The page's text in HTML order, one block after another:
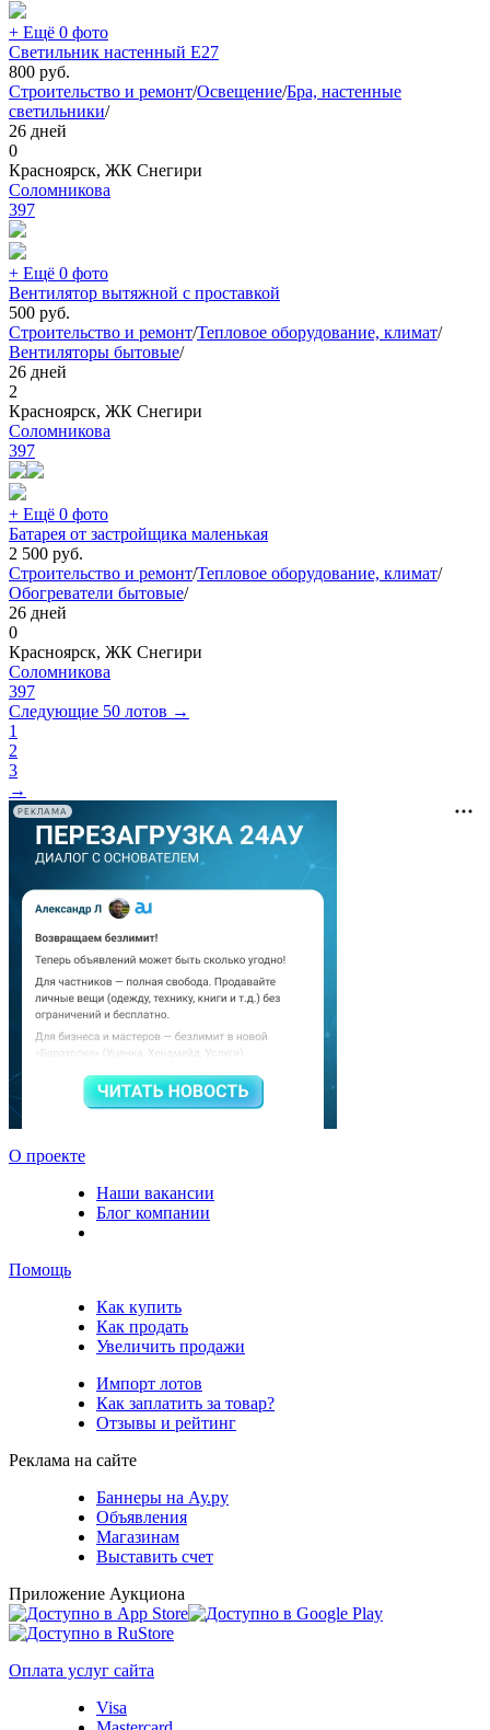
+ Ещё 0 фото
Светильник настенный Е27
800 руб.
Строительство и ремонт/Освещение/Бра, настенные
светильники/
26 дней
0
Красноярск, ЖК Снегири
Соломникова
397
+ Ещё 0 фото
Вентилятор вытяжной с проставкой
500 руб.
Строительство и ремонт/Тепловое оборудование, климат/
Вентиляторы бытовые/
26 дней
2
Красноярск, ЖК Снегири
Соломникова
397
+ Ещё 0 фото
Батарея от застройщика маленькая
2 500 руб.
Строительство и ремонт/Тепловое оборудование, климат/
Обогреватели бытовые/
26 дней
0
Красноярск, ЖК Снегири
Соломникова
397
Следующие 50 лотов →
1
2
3
→
РЕКЛАМА
О проекте
Наши вакансии
Блог компании
Помощь
Как купить
Как продать
Увеличить продажи
Импорт лотов
Как заплатить за товар?
Отзывы и рейтинг
Реклама на сайте
Баннеры на Ау.ру
Объявления
Магазинам
Выставить счет
Приложение Аукциона
Оплата услуг сайта
Visa